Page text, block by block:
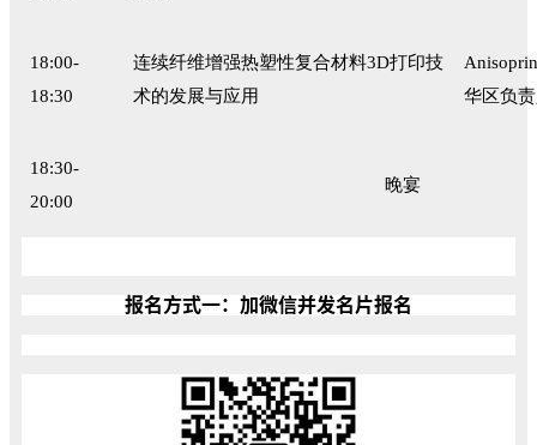
18:00-
18:30
连续纤维增强热塑性复合材料3D打印技
术的发展与应用
华区负
18:30-
20:00
晚宴
报名方式一：加微信并发名片报名